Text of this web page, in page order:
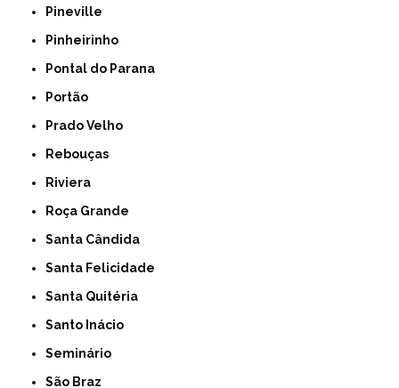
Pineville
Pinheirinho
Pontal do Parana
Portão
Prado Velho
Rebouças
Riviera
Roça Grande
Santa Cândida
Santa Felicidade
Santa Quitéria
Santo Inácio
Seminário
São Braz